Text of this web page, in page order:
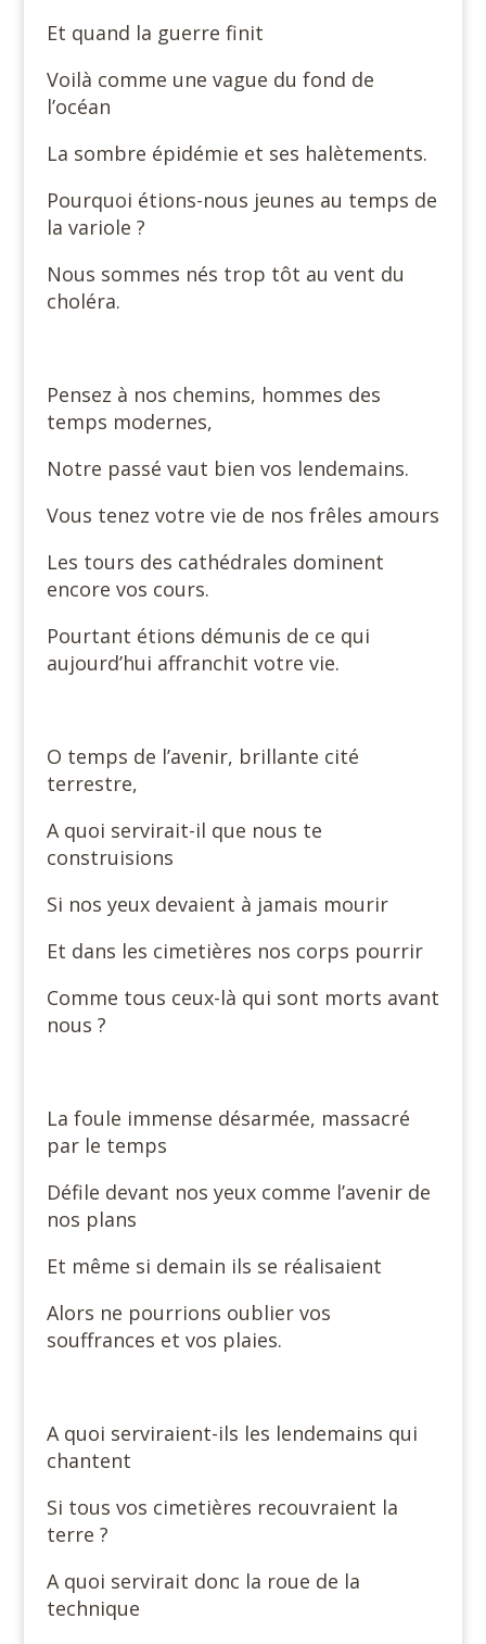
Et quand la guerre finit
Voilà comme une vague du fond de
l’océan
La sombre épidémie et ses halètements.
Pourquoi étions-nous jeunes au temps de
la variole ?
Nous sommes nés trop tôt au vent du
choléra.
Pensez à nos chemins, hommes des
temps modernes,
Notre passé vaut bien vos lendemains.
Vous tenez votre vie de nos frêles amours
Les tours des cathédrales dominent
encore vos cours.
Pourtant étions démunis de ce qui
aujourd’hui affranchit votre vie.
O temps de l’avenir, brillante cité
terrestre,
A quoi servirait-il que nous te
construisions
Si nos yeux devaient à jamais mourir
Et dans les cimetières nos corps pourrir
Comme tous ceux-là qui sont morts avant
nous ?
La foule immense désarmée, massacré
par le temps
Défile devant nos yeux comme l’avenir de
nos plans
Et même si demain ils se réalisaient
Alors ne pourrions oublier vos
souffrances et vos plaies.
A quoi serviraient-ils les lendemains qui
chantent
Si tous vos cimetières recouvraient la
terre ?
A quoi servirait donc la roue de la
technique